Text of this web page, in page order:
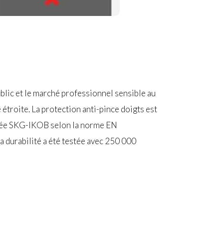
et le marché professionnel sensible au
étroite. La protection anti-pince doigts est
SKG-IKOB selon la norme EN
durabilité a été testée avec 250 000